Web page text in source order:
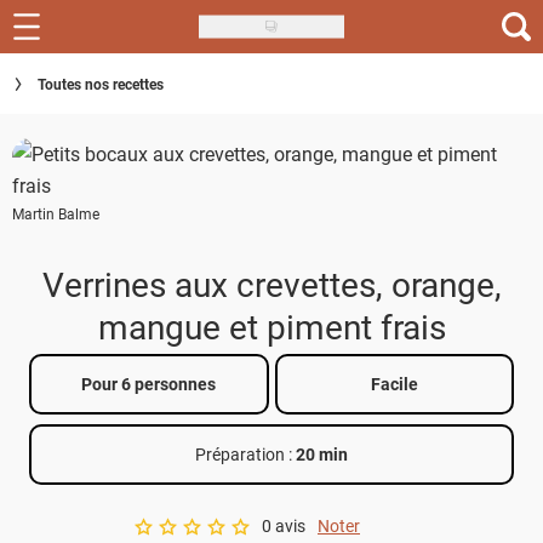
Skip
to
main
Recettes
Inspirations
Conseils
Actus
Téléchargez l'app Saveurs Recettes
Index des recettes
Toutes nos recettes
Martin Balme
Verrines aux crevettes, orange,
mangue et piment frais
Pour 6 personnes Facile
Préparation :20 min
A star rating of 0 out of 5.
0 avis Noter